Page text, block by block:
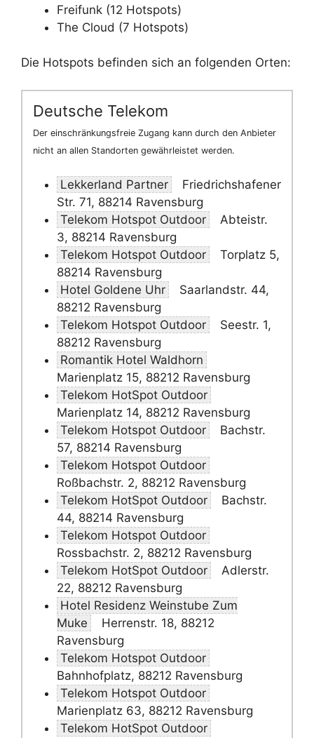
Freifunk (12 Hotspots)
The Cloud (7 Hotspots)
Die Hotspots befinden sich an folgenden Orten:
Deutsche Telekom
Der einschränkungsfreie Zugang kann durch den Anbieter
nicht an allen Standorten gewährleistet werden.
Lekkerland Partner
Friedrichshafener
Str. 71, 88214 Ravensburg
Telekom Hotspot Outdoor
Abteistr.
3, 88214 Ravensburg
Telekom Hotspot Outdoor
Torplatz 5,
88214 Ravensburg
Hotel Goldene Uhr
Saarlandstr. 44,
88212 Ravensburg
Telekom Hotspot Outdoor
Seestr. 1,
88212 Ravensburg
Romantik Hotel Waldhorn
Marienplatz 15, 88212 Ravensburg
Telekom HotSpot Outdoor
Marienplatz 14, 88212 Ravensburg
Telekom Hotspot Outdoor
Bachstr.
57, 88214 Ravensburg
Telekom Hotspot Outdoor
Roßbachstr. 2, 88212 Ravensburg
Telekom HotSpot Outdoor
Bachstr.
44, 88214 Ravensburg
Telekom Hotspot Outdoor
Rossbachstr. 2, 88212 Ravensburg
Telekom HotSpot Outdoor
Adlerstr.
22, 88212 Ravensburg
Hotel Residenz Weinstube Zum
Muke
Herrenstr. 18, 88212
Ravensburg
Telekom Hotspot Outdoor
Bahnhofplatz, 88212 Ravensburg
Telekom Hotspot Outdoor
Marienplatz 63, 88212 Ravensburg
Telekom HotSpot Outdoor